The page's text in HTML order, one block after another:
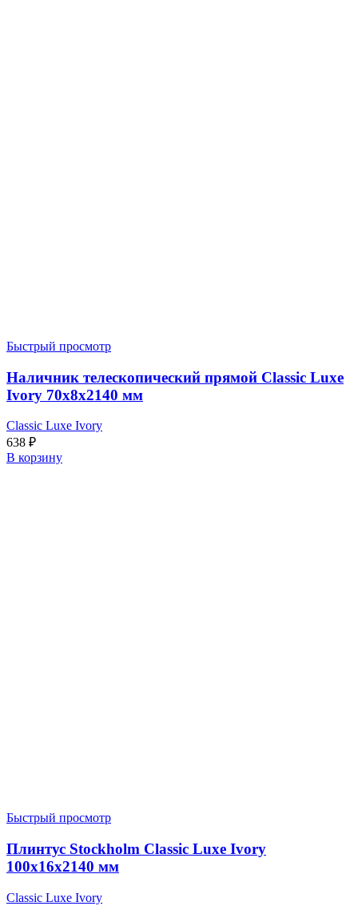
Быстрый просмотр
Наличник телескопический прямой Classic Luxe
Ivory 70x8x2140 мм
Classic Luxe Ivory
638 ₽
В корзину
Быстрый просмотр
Плинтус Stockholm Classic Luxe Ivory
100x16x2140 мм
Classic Luxe Ivory